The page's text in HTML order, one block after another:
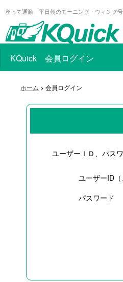
座って通勤 平日朝のモーニング・ウィング
KQuick 会員ログイン
ホーム > 会員ログイン
ユーザーＩＤ、パス
ユーザーID（
パスワード